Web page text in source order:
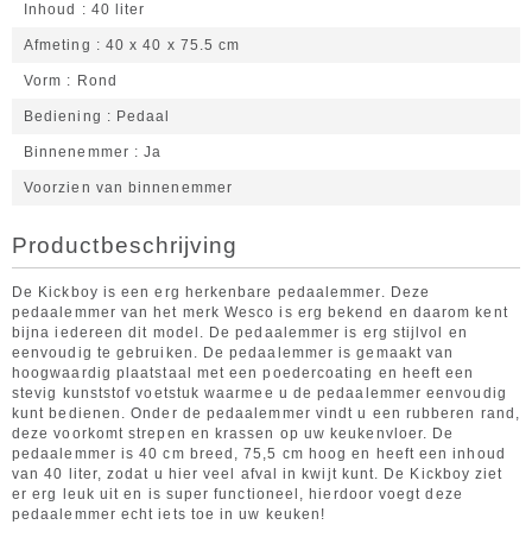
Inhoud 40 liter
Afmeting 40 x 40 x 75.5 cm
Vorm Rond
Bediening Pedaal
Binnenemmer Ja
Voorzien van binnenemmer
Productbeschrijving
De Kickboy is een erg herkenbare pedaalemmer. Deze
pedaalemmer van het merk Wesco is erg bekend en daarom kent
bijna iedereen dit model. De pedaalemmer is erg stijlvol en
eenvoudig te gebruiken. De pedaalemmer is gemaakt van
hoogwaardig plaatstaal met een poedercoating en heeft een
stevig kunststof voetstuk waarmee u de pedaalemmer eenvoudig
kunt bedienen. Onder de pedaalemmer vindt u een rubberen rand,
deze voorkomt strepen en krassen op uw keukenvloer. De
pedaalemmer is 40 cm breed, 75,5 cm hoog en heeft een inhoud
van 40 liter, zodat u hier veel afval in kwijt kunt. De Kickboy ziet
er erg leuk uit en is super functioneel, hierdoor voegt deze
pedaalemmer echt iets toe in uw keuken!